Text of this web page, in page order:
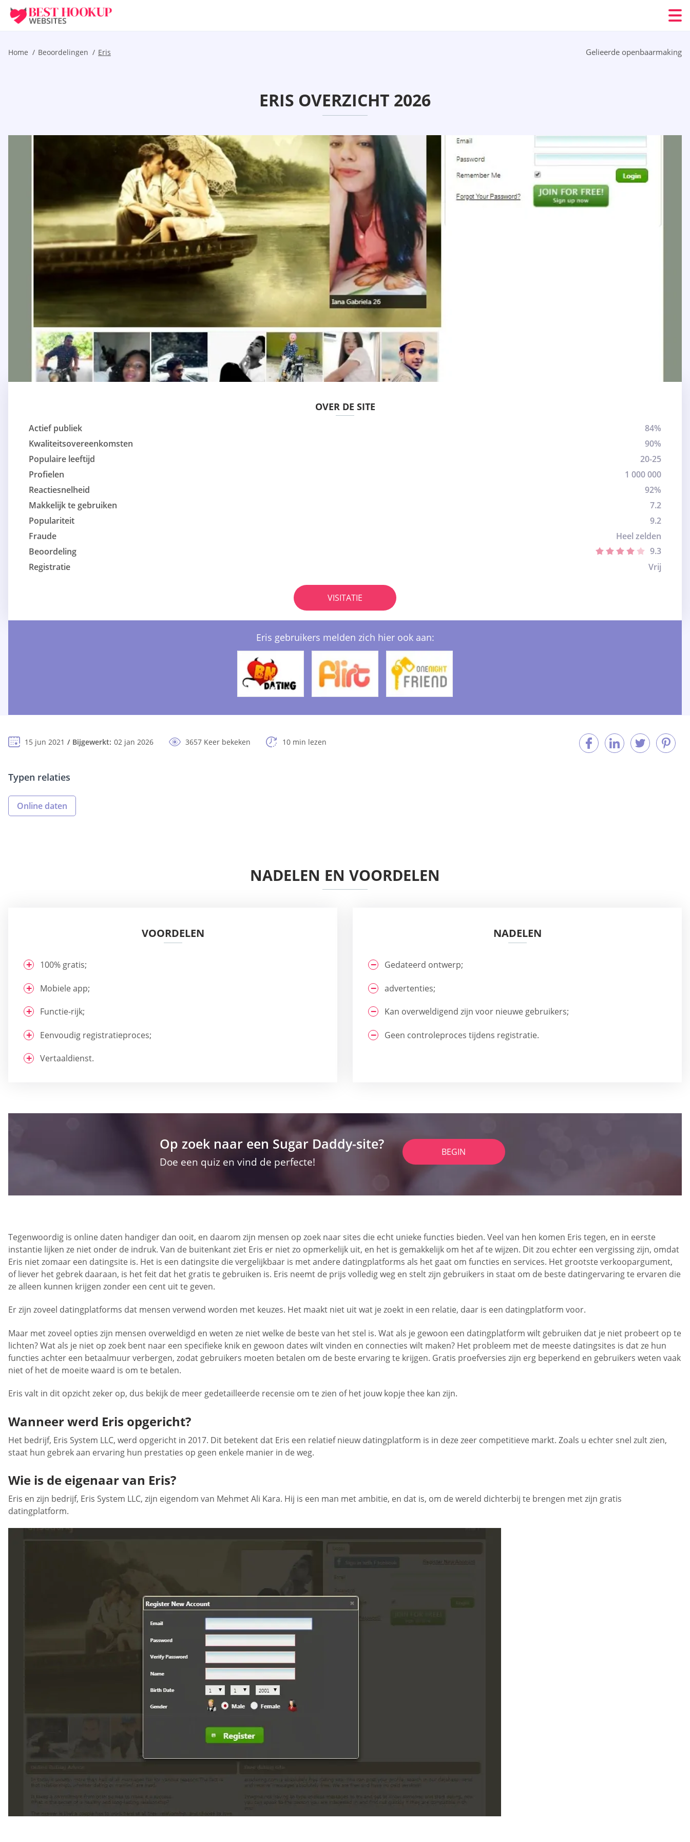
Home Beoordelingen Eris Gelieerde openbaarmaking
ERIS OVERZICHT 2026
OVER DE SITE
Actief publiek
84%
Kwaliteitsovereenkomsten
90%
Populaire leeftijd
20-25
Profielen
1 000 000
Reactiesnelheid
92%
Makkelijk te gebruiken
7.2
Populariteit
9.2
Fraude
Heel zelden
Beoordeling
9.3
Registratie
Vrij
VISITATIE
Eris gebruikers melden zich hier ook aan:
15 jun 2021 Bijgewerkt: 02 jan 2026 3657 Keer bekeken 10 min lezen
Typen relaties
Online daten
NADELEN EN VOORDELEN
VOORDELEN
100% gratis;
Mobiele app;
Functie-rijk;
Eenvoudig registratieproces;
Vertaaldienst.
NADELEN
Gedateerd ontwerp;
advertenties;
Kan overweldigend zijn voor nieuwe gebruikers;
Geen controleproces tijdens registratie.
Op zoek naar een Sugar Daddy-site?
Doe een quiz en vind de perfecte!
BEGIN
Tegenwoordig is online daten handiger dan ooit, en daarom zijn mensen op zoek naar sites die echt unieke functies bieden. Veel van hen komen Eris tegen, en in eerste
instantie lijken ze niet onder de indruk. Van de buitenkant ziet Eris er niet zo opmerkelijk uit, en het is gemakkelijk om het af te wijzen. Dit zou echter een vergissing zijn, omdat
Eris niet zomaar een datingsite is. Het is een datingsite die vergelijkbaar is met andere datingplatforms als het gaat om functies en services. Het grootste verkoopargument,
of liever het gebrek daaraan, is het feit dat het gratis te gebruiken is. Eris neemt de prijs volledig weg en stelt zijn gebruikers in staat om de beste datingervaring te ervaren die
ze alleen kunnen krijgen zonder een cent uit te geven.
Er zijn zoveel datingplatforms dat mensen verwend worden met keuzes. Het maakt niet uit wat je zoekt in een relatie, daar is een datingplatform voor.
Maar met zoveel opties zijn mensen overweldigd en weten ze niet welke de beste van het stel is. Wat als je gewoon een datingplatform wilt gebruiken dat je niet probeert op te
lichten? Wat als je niet op zoek bent naar een specifieke knik en gewoon dates wilt vinden en connecties wilt maken? Het probleem met de meeste datingsites is dat ze hun
functies achter een betaalmuur verbergen, zodat gebruikers moeten betalen om de beste ervaring te krijgen. Gratis proefversies zijn erg beperkend en gebruikers weten vaak
niet of het de moeite waard is om te betalen.
Eris valt in dit opzicht zeker op, dus bekijk de meer gedetailleerde recensie om te zien of het jouw kopje thee kan zijn.
Wanneer werd Eris opgericht?
Het bedrijf, Eris System LLC, werd opgericht in 2017. Dit betekent dat Eris een relatief nieuw datingplatform is in deze zeer competitieve markt. Zoals u echter snel zult zien,
staat hun gebrek aan ervaring hun prestaties op geen enkele manier in de weg.
Wie is de eigenaar van Eris?
Eris en zijn bedrijf, Eris System LLC, zijn eigendom van Mehmet Ali Kara. Hij is een man met ambitie, en dat is, om de wereld dichterbij te brengen met zijn gratis
datingplatform.